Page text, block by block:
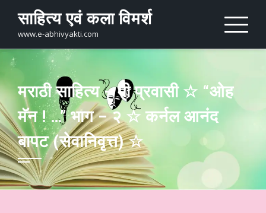
content
साहित्य एवं कला विमर्श
www.e-abhivyakti.com
मराठी साहित्य – मी प्रवासी ☆ “ओह
मॅन ! …” भाग – २ ☆ कर्नल आनंद
बापट (सेवानिवृत्त) ☆